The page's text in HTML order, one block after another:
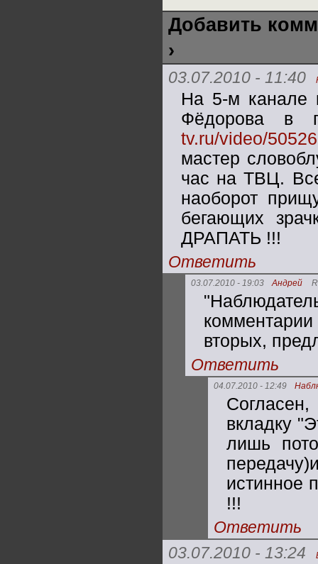
Добавить
›
03.07.2010 - 11:40
На 5-м канале
Фёдорова в
tv.ru/video/
мастер
час на ТВЦ.
наоборот
бегающих
ДРАПАТЬ !!!
Ответить
03.07.2010 - 19:03 Андрей
вторых,
Ответить
04.07.2010 - 12:49
вкладку
лишь
истинное
!!!
Ответить
03.07.2010 - 13:24